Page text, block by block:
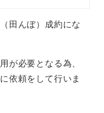
田んぼ）成約にな
が必要となる為、
依頼をして行いま